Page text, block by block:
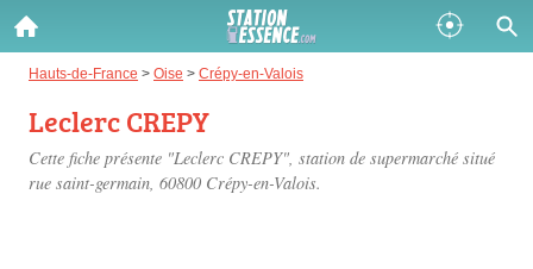
Hauts-de-France > Oise > Crépy-en-Valois
Leclerc CREPY
Cette fiche présente "Leclerc CREPY", station de supermarché situé
rue saint-germain, 60800 Crépy-en-Valois.
Gazole :
Disponible
SP 98 :